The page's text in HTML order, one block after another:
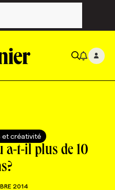
et créativité
a-t-il plus de 10
2014